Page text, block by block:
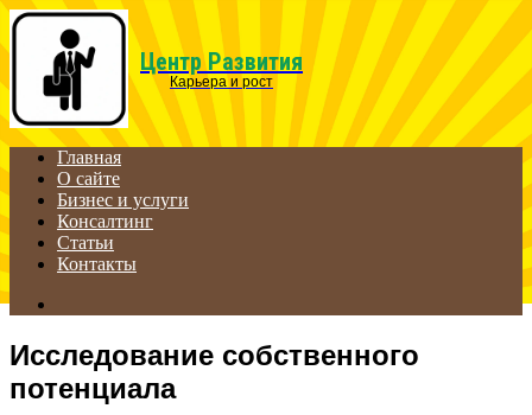
Menu
Центр Развития
Карьера и рост
Главная
О сайте
Бизнес и услуги
Консалтинг
Статьи
Контакты
Исследование собственного
потенциала